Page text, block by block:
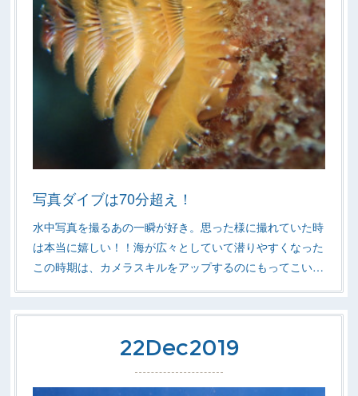
写真ダイブは70分超え！
水中写真を撮るあの一瞬が好き。思った様に撮れていた時
は本当に嬉しい！！海が広々としていて潜りやすくなった
この時期は、カメラスキルをアップするのにもってこい…
22Dec2019